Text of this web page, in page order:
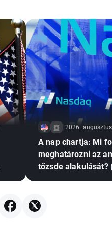
2026.
A nap chartja: Mi
meghatározni az
tőzsde alakulását?